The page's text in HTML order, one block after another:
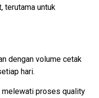
terutama untuk
dengan volume cetak
hari.
melewati proses quality